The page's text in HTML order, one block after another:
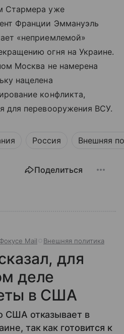
Стармера уже
Франции Эммануэль
«неприемлемой»
огня на Украине.
Москва не намерена
нацелена
конфликта,
для перевооружения ВСУ.
Россия Внешняя
Поделиться
Mail Внешняя политика
для
деле
в США
США отказывает в
так как готовится к